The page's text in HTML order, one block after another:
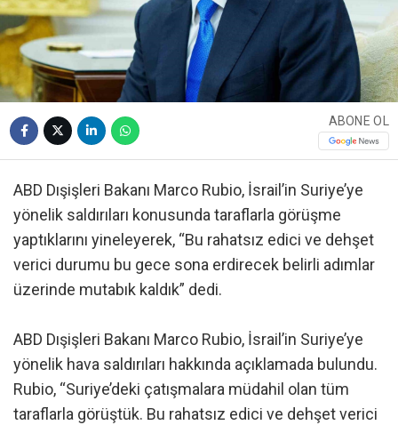
ABONE OL
ABD Dışişleri Bakanı Marco Rubio, İsrail’in Suriye’ye
yönelik saldırıları konusunda taraflarla görüşme
yaptıklarını yineleyerek, “Bu rahatsız edici ve dehşet
verici durumu bu gece sona erdirecek belirli adımlar
üzerinde mutabık kaldık” dedi.
ABD Dışişleri Bakanı Marco Rubio, İsrail’in Suriye’ye
yönelik hava saldırıları hakkında açıklamada bulundu.
Rubio, “Suriye’deki çatışmalara müdahil olan tüm
taraflarla görüştük. Bu rahatsız edici ve dehşet verici